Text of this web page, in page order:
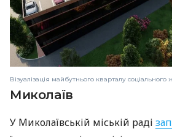
Візуалізація майбутнього кварталу соціального
Миколаїв
У Миколаївській міській раді